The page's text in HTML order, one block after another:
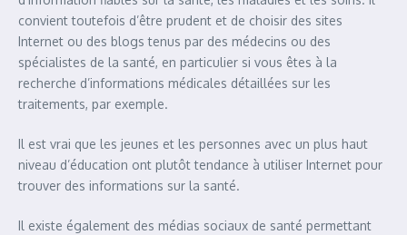
convient toutefois d’être prudent et de choisir des sites
Internet ou des blogs tenus par des médecins ou des
spécialistes de la santé, en particulier si vous êtes à la
recherche d’informations médicales détaillées sur les
traitements, par exemple.
Il est vrai que les jeunes et les personnes avec un plus haut
niveau d’éducation ont plutôt tendance à utiliser Internet pour
trouver des informations sur la santé.
Il existe également des médias sociaux de santé permettant